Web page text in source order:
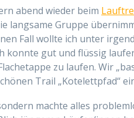
abend wieder beim
langsame Gruppe
Fall wollte ich unter
konnte gut und flüssig
zu laufen. Wir
Trail „Kotelettpfad“
machte alles